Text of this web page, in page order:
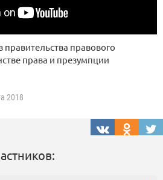
правового
права и презумпции
2018